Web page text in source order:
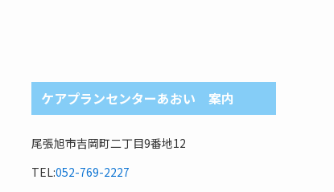
ケアプランセンターあおい 案内
尾張旭市吉岡町二丁目9番地12
TEL:052-769-2227